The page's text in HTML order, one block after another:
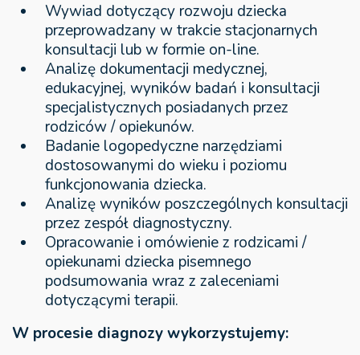
Wywiad dotyczący rozwoju dziecka
przeprowadzany w trakcie stacjonarnych
konsultacji lub w formie on-line.
Analizę dokumentacji medycznej,
edukacyjnej, wyników badań i konsultacji
specjalistycznych posiadanych przez
rodziców / opiekunów.
Badanie logopedyczne narzędziami
dostosowanymi do wieku i poziomu
funkcjonowania dziecka.
Analizę wyników poszczególnych konsultacji
przez zespół diagnostyczny.
Opracowanie i omówienie z rodzicami /
opiekunami dziecka pisemnego
podsumowania wraz z zaleceniami
dotyczącymi terapii.
W procesie diagnozy wykorzystujemy: